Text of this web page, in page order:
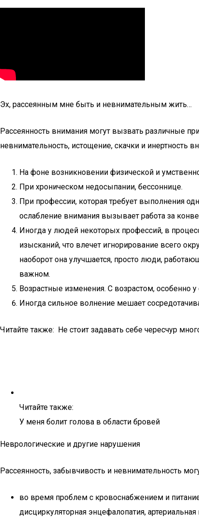
Эх, рассеянным мне быть и невнимательным жить…
Рассеянность внимания могут вызвать различные
невнимательность, истощение, скачки и инертность
На фоне возникновении физической и
При хроническом недосыпании, бессоннице.
При профессии, которая требует выполнения
ослабление внимания вызывает работа за
Иногда у людей некоторых профессий, в
изысканий, что влечет игнорирование всего
наоборот она улучшается, просто люди,
важном.
Возрастные изменения. С возрастом, особенно
Иногда сильное волнение мешает
Читайте также: Не стоит задавать себе чересчур
Читайте также:
У меня болит голова в области бровей
Неврологические и другие нарушения
Рассеянность, забывчивость и невнимательность
во время проблем с кровоснабжением и
дисциркуляторная энцефалопатия,